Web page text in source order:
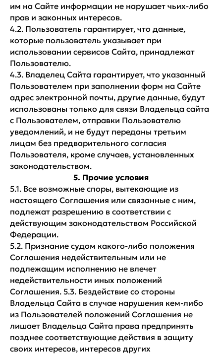
им на Сайте информации не нарушает чьих-либо
прав и законных интересов.
4.2. Пользователь гарантирует, что данные,
которые пользователь указывает при
использовании сервисов Сайта, принадлежат
Пользователю.
4.3. Владелец Сайта гарантирует, что указанный
Пользователем при заполнении форм на Сайте
адрес электронной почты, другие данные, будут
использованы только для связи Владельца сайта
с Пользователем, отправки Пользователю
уведомлений, и не будут переданы третьим
лицам без предварительного согласия
Пользователя, кроме случаев, установленных
законодательством.
5. Прочие условия
5.1. Все возможные споры, вытекающие из
настоящего Соглашения или связанные с ним,
подлежат разрешению в соответствии с
действующим законодательством Российской
Федерации.
5.2. Признание судом какого-либо положения
Соглашения недействительным или не
подлежащим исполнению не влечет
недействительности иных положений
Соглашения. 5.3. Бездействие со стороны
Владельца Сайта в случае нарушения кем-либо
из Пользователей положений Соглашения не
лишает Владельца Сайта права предпринять
позднее соответствующие действия в защиту
своих интересов, интересов других